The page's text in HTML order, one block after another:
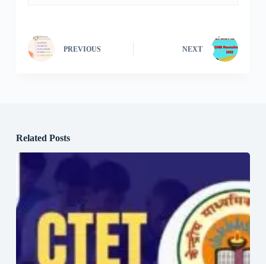
PREVIOUS NEXT
Related Posts